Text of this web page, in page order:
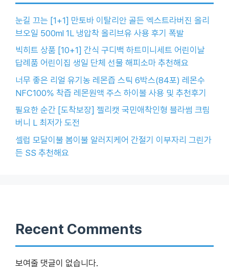
눈길 끄는 [1+1] 만토바 이탈리안 골든 엑스트라버진 올리
브오일 500ml 1L 냉압착 올리브유 사용 후기 폭발
빅히트 상품 [10+1] 간식 구디백 하트미니세트 어린이날
답례품 어린이집 생일 단체 선물 해피소마 추천해요
너무 좋은 리얼 유기농 레몬즙 스틱 6박스(84포) 레몬수
NFC100% 착즙 레몬원액 주스 하이볼 사용 및 추천후기
필요한 순간 [도착보장] 젤리캣 국민애착인형 블라썸 크림
버니 L 최저가 도전
셀럽 모달이불 봄이불 알러지케어 간절기 이부자리 그린가
든 SS 추천해요
Recent Comments
보여줄 댓글이 없습니다.